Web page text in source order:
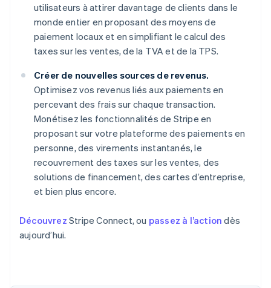
utilisateurs à attirer davantage de clients dans le
monde entier en proposant des moyens de
paiement locaux et en simplifiant le calcul des
taxes sur les ventes, de la TVA et de la TPS.
Créer de nouvelles sources de revenus.
Optimisez vos revenus liés aux paiements en
percevant des frais sur chaque transaction.
Monétisez les fonctionnalités de Stripe en
proposant sur votre plateforme des paiements en
personne, des virements instantanés, le
recouvrement des taxes sur les ventes, des
solutions de financement, des cartes d’entreprise,
et bien plus encore.
Découvrez Stripe Connect, ou passez à l’action dès
aujourd’hui.